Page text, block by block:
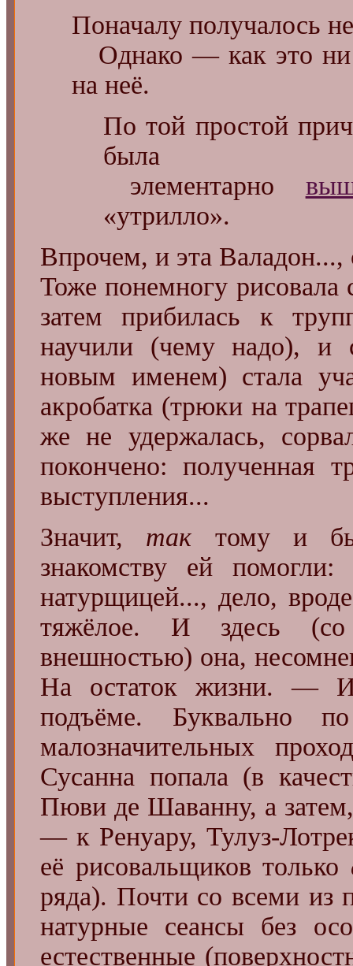
Поначалу получалось
Однако — как это
на неё.
По той простой
была
элементарно
«утрилло».
Впрочем, и эта Валадон...,
Тоже понемногу рисовала
затем прибилась к
научили (чему надо), и
новым именем) стала
акробатка (трюки на
же не удержалась,
покончено: полученная
выступления...
Значит, так тому и
знакомству ей
натурщицей..., дело,
тяжёлое. И здесь (со
внешностью) она,
На остаток жизни. — И
подъёме. Буквально
малозначительных
Сусанна попала (в
Пюви де Шаванну, а
— к Ренуару, Тулуз-
её рисовальщиков только
ряда). Почти со всеми из
натурные сеансы без
естественные